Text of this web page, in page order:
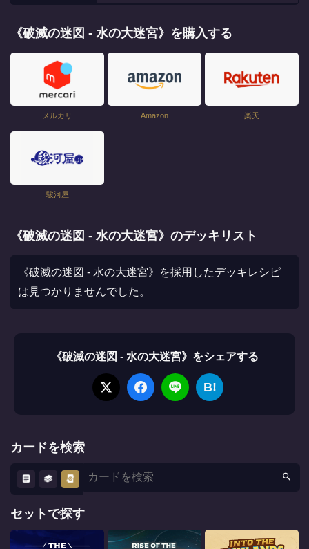
《破滅の迷図 - 水の大迷宮》を購入する
メルカリ Amazon 楽天
駿河屋
《破滅の迷図 - 水の大迷宮》のデッキリスト
《破滅の迷図 - 水の大迷宮》を採用したデッキレシピ
は見つかりませんでした。
《破滅の迷図 - 水の大迷宮》をシェアする
B!
カードを検索
セットで探す